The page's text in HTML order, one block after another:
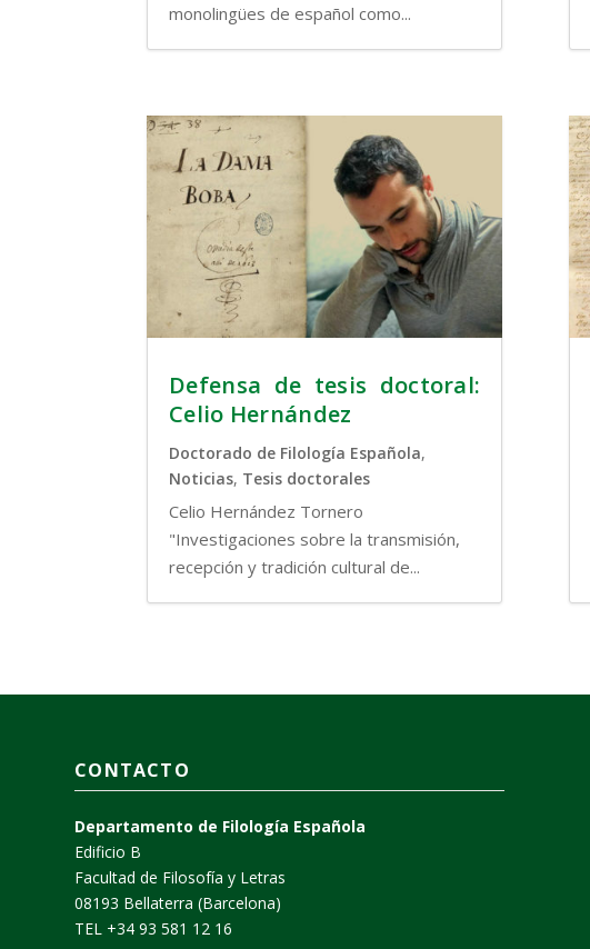
monolingües de español como...
Defensa de tesis doctoral:
Celio Hernández
Doctorado de Filología Española,
Noticias, Tesis doctorales
Celio Hernández Tornero
"Investigaciones sobre la transmisión,
recepción y tradición cultural de...
CONTACTO
Departamento de Filología Española
Edificio B
Facultad de Filosofía y Letras
08193 Bellaterra (Barcelona)
TEL +34 93 581 12 16